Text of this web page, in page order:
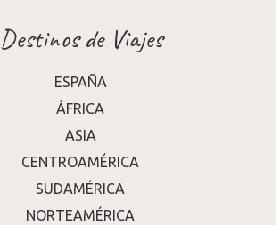
Destinos de Viajes
ESPAÑA
ÁFRICA
ASIA
CENTROAMÉRICA
SUDAMÉRICA
NORTEAMÉRICA